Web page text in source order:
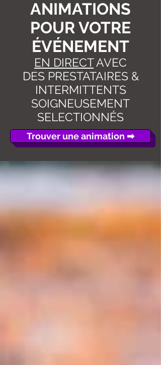
ANIMATIONS
POUR VOTRE
ÉVÉNEMENT
EN DIRECTAVEC
DES PRESTATAIRES &
INTERMITTENTS
SOIGNEUSEMENT
SELECTIONNÉS
Trouver une animation ➡